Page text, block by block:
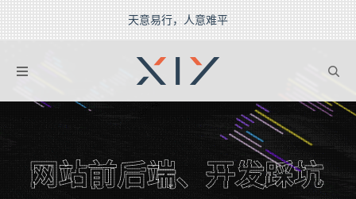
天意易行，人意难平
2BROEAR の 网站开发
网站前后端、开发踩坑